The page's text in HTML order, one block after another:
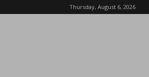
Thursday, August 6, 2026